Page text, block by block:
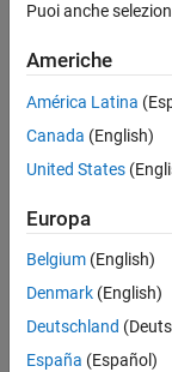
signal
method to
calculate
PSD
7 Dic
2012
Risposte
Risposta
Puoi anche
Americhe
América Latina
Canada (English)
United States
Europa
Belgium (English)
Denmark (English)
Deutschland
España (Español)